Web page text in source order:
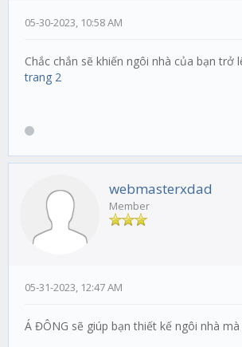
05-30-2023, 10:58 AM
Chắc chắn sẽ khiến ngôi nhà của bạn
trang 2
webmasterxdad
Member
05-31-2023, 12:47 AM
Á ĐÔNG sẽ giúp bạn thiết kế ngôi nhà